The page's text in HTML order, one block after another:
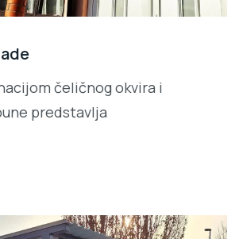
čeličnog okvira i
predstavlja